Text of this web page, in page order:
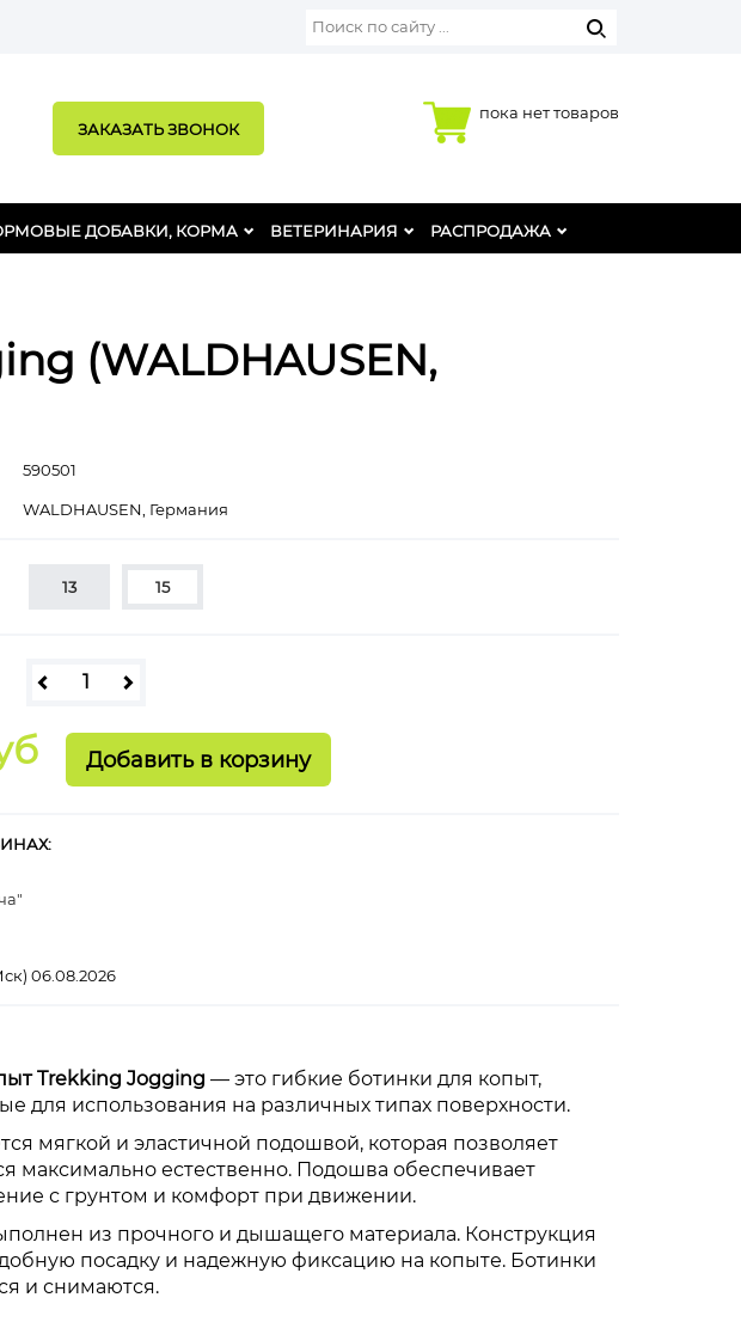
ЗАКАЗАТЬ ЗВОНОК
пока нет товаров
ДОБАВКИ, КОРМА ВЕТЕРИНАРИЯ РАСПРОДАЖА
(WALDHAUSEN,
590501
WALDHAUSEN, Германия
13 15
06.08.2026
Trekking Jogging — это гибкие ботинки для копыт,
для использования на различных типах поверхности.
мягкой и эластичной подошвой, которая позволяет
максимально естественно. Подошва обеспечивает
с грунтом и комфорт при движении.
из прочного и дышащего материала. Конструкция
посадку и надежную фиксацию на копыте. Ботинки
и снимаются.